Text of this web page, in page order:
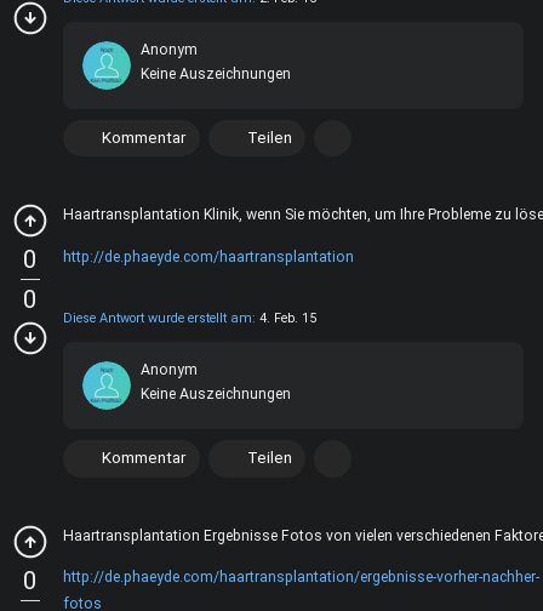
Anonym
Keine Auszeichnungen
Kommentar Teilen
0
0
Haartransplantation Klinik, wenn Sie möchten, um Ihre Probleme zu
http://de.phaeyde.com/haartransplantation
Diese Antwort wurde erstellt am: 4. Feb. 15
Anonym
Keine Auszeichnungen
Kommentar Teilen
0
Haartransplantation Ergebnisse Fotos von vielen verschiedenen
http://de.phaeyde.com/haartransplantation/ergebnisse-vorher-nachher-
fotos